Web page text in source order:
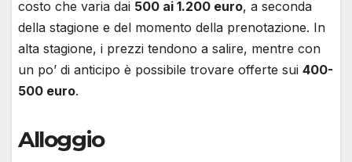
costo che varia dai 500 ai 1.200 euro, a seconda
della stagione e del momento della prenotazione. In
alta stagione, i prezzi tendono a salire, mentre con
un po’ di anticipo è possibile trovare offerte sui 400-
500 euro.
Alloggio